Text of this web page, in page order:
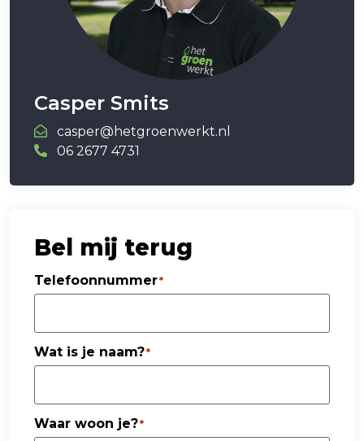
Casper Smits
casper@hetgroenwerkt.nl
06 2677 4731
Bel mij terug
Telefoonnummer*
Wat is je naam?*
Waar woon je?*